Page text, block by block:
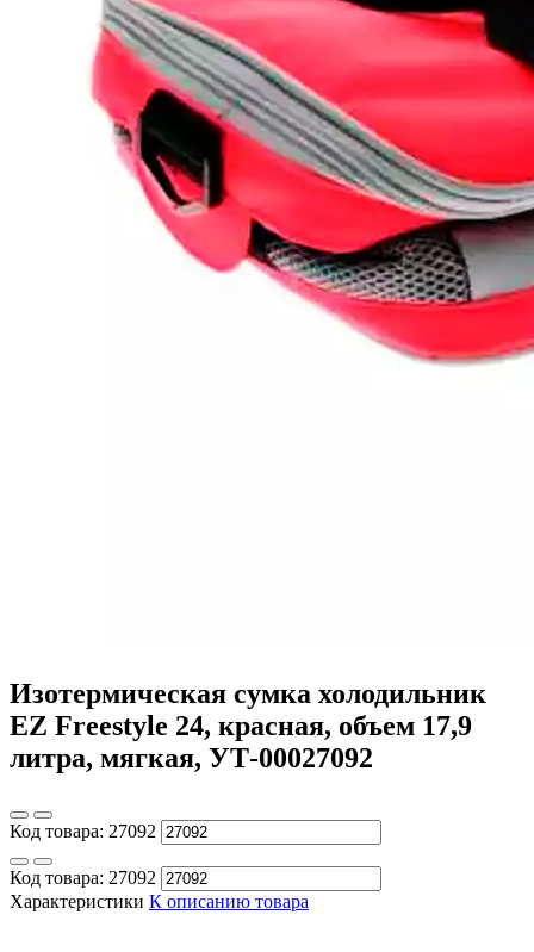
Изотермическая сумка холодильник
EZ Freestyle 24, красная, объем 17,9
литра, мягкая, УТ-00027092
Код товара: 27092
Код товара: 27092
Характеристики К описанию товара